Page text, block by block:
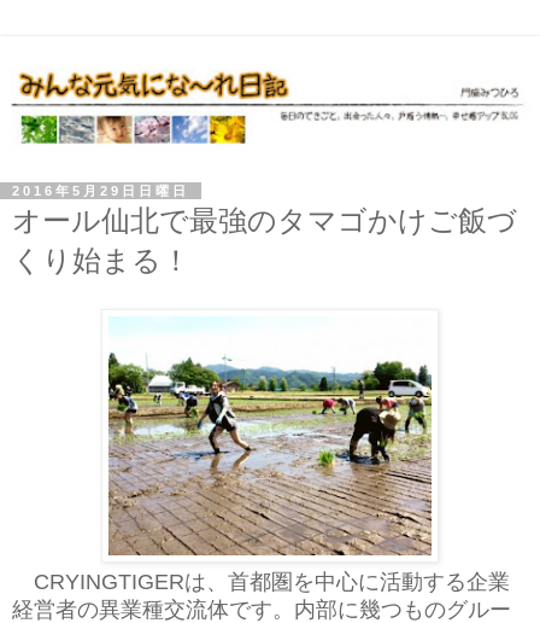
2016年5月29日日曜日
オール仙北で最強のタマゴかけご飯づ
くり始まる！
CRYINGTIGERは、首都圏を中心に活動する企業
経営者の異業種交流体です。内部に幾つものグルー